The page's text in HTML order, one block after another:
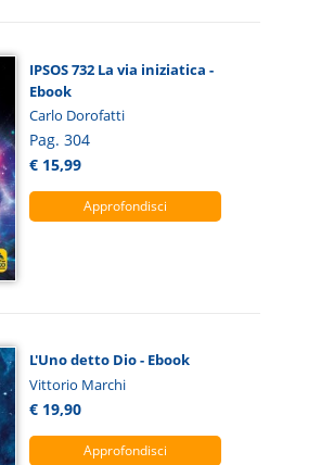
IPSOS 732 La via iniziatica -
Ebook
Carlo Dorofatti
Pag. 304
€ 15,99
Approfondisci
L'Uno detto Dio - Ebook
Vittorio Marchi
€ 19,90
Approfondisci